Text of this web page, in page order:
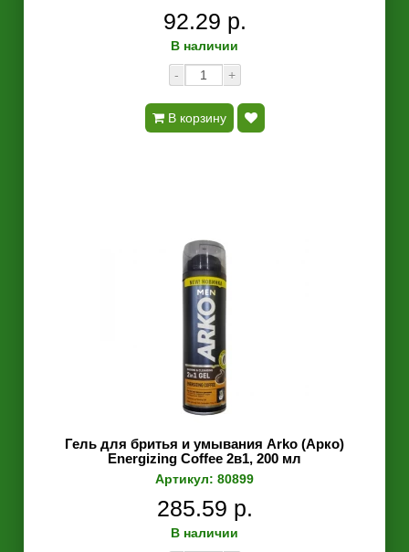
92.29 р.
В наличии
-
+
В корзину
Гель для бритья и умывания Arko (Арко)
Energizing Coffee 2в1, 200 мл
Артикул: 80899
285.59 р.
В наличии